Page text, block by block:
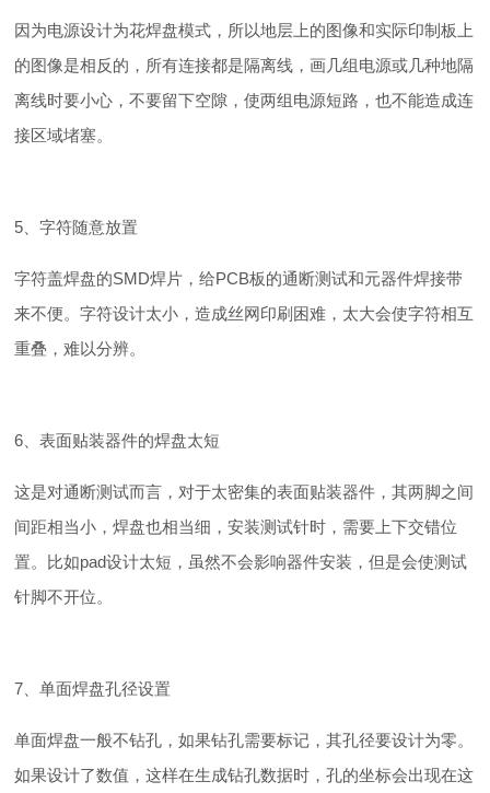
因为电源设计为花焊盘模式，所以地层上的图像和实际印制板上
的图像是相反的，所有连接都是隔离线，画几组电源或几种地隔
离线时要小心，不要留下空隙，使两组电源短路，也不能造成连
接区域堵塞。
5、字符随意放置
字符盖焊盘的SMD焊片，给PCB板的通断测试和元器件焊接带
来不便。字符设计太小，造成丝网印刷困难，太大会使字符相互
重叠，难以分辨。
6、表面贴装器件的焊盘太短
这是对通断测试而言，对于太密集的表面贴装器件，其两脚之间
间距相当小，焊盘也相当细，安装测试针时，需要上下交错位
置。比如pad设计太短，虽然不会影响器件安装，但是会使测试
针脚不开位。
7、单面焊盘孔径设置
单面焊盘一般不钻孔，如果钻孔需要标记，其孔径要设计为零。
如果设计了数值，这样在生成钻孔数据时，孔的坐标会出现在这